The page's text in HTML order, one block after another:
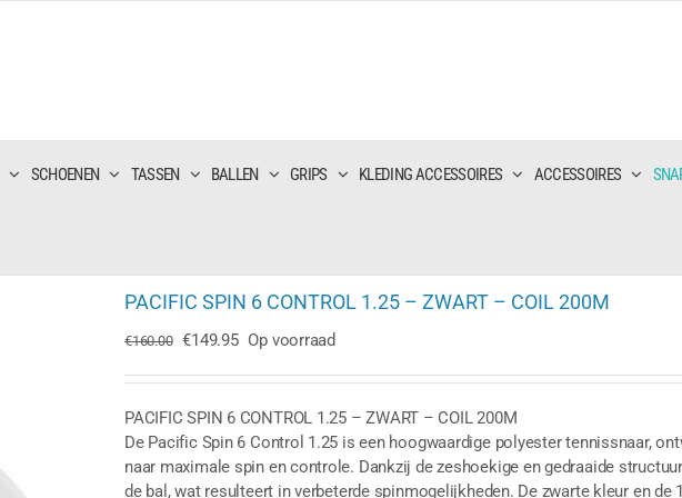
SCHOENEN TASSEN BALLEN GRIPS KLEDING ACCESSOIRES ACCESSOIRES
PACIFIC SPIN 6 CONTROL 1.25 – ZWART – COIL 200M
€160.00 Oorspronkelijke
was:
€160.00.
€149.95Huidige
is:
€149.95.
Op voorraad
PACIFIC SPIN 6 CONTROL 1.25 – ZWART – COIL 200M
De Pacific Spin 6 Control 1.25 is een hoogwaardige polyester tennissnaar,
naar maximale spin en controle. Dankzij de zeshoekige en gedraaide
de bal, wat resulteert in verbeterde spinmogelijkheden. De zwarte kleur en